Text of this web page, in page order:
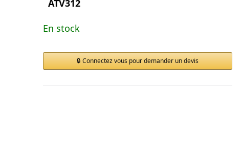
ATV312
En stock
Connectez vous pour demander un devis